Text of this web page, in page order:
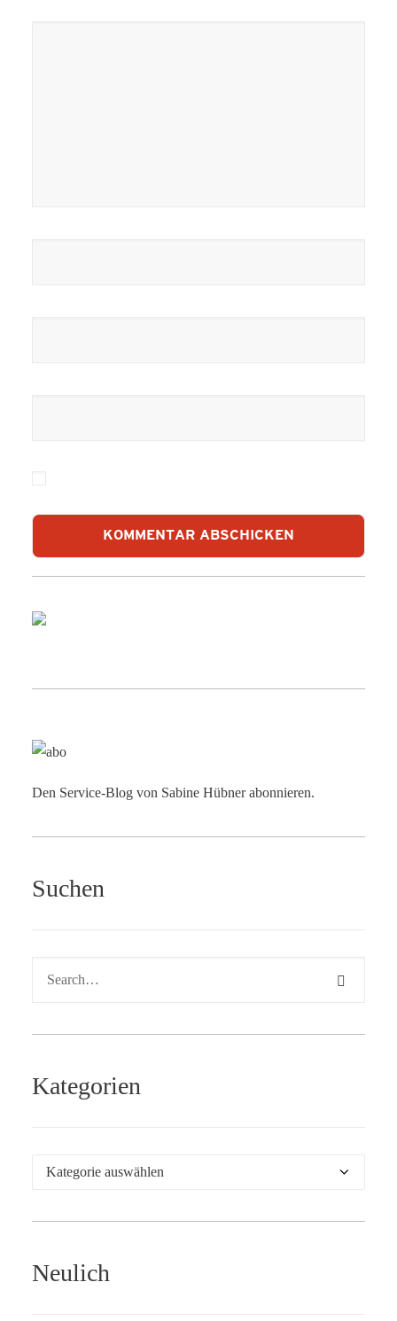
Den Service-Blog von Sabine Hübner abonnieren.
Suchen
Kategorien
Kategorien
Neulich